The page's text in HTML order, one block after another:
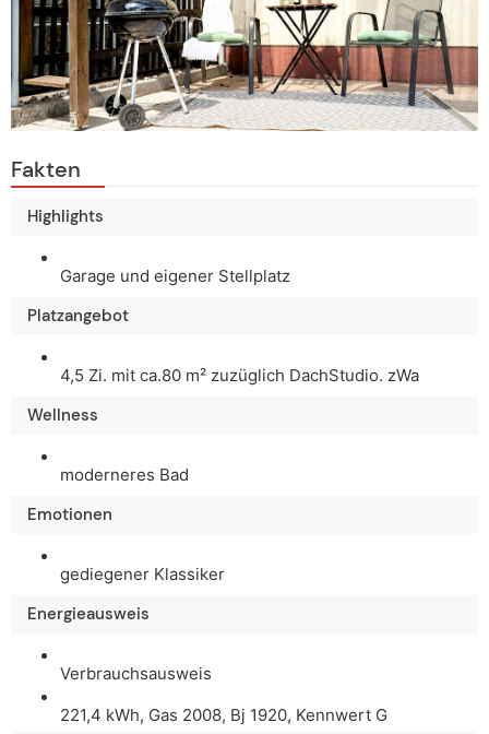
Fakten
Highlights
Garage und eigener Stellplatz
Platzangebot
4,5 Zi. mit ca.80 m² zuzüglich DachStudio. zWa
Wellness
moderneres Bad
Emotionen
gediegener Klassiker
Energieausweis
Verbrauchsausweis
221,4 kWh, Gas 2008, Bj 1920, Kennwert G